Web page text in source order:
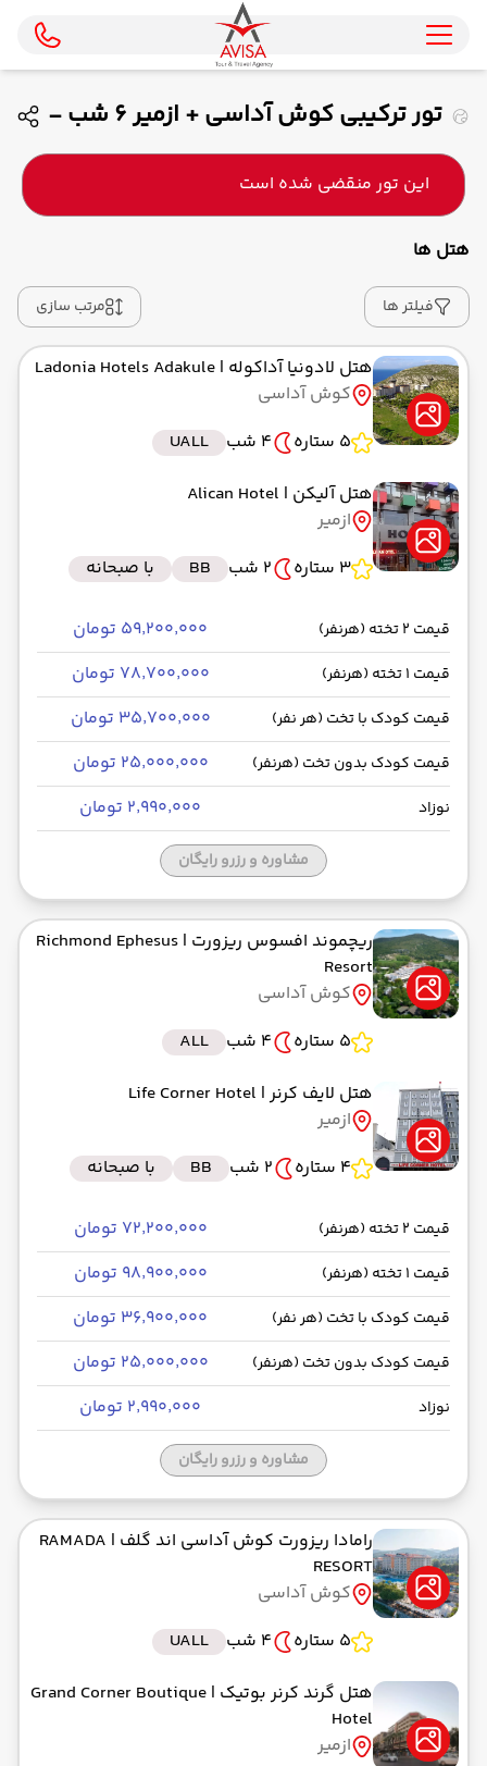
تور ترکیبی کوش آداسی + ازمیر 6 شب -
ویژه مرداد ماه 1405 ( ایران ایر تور )
این تور منقضی شده است
هتل ها
فیلتر ها مرتب سازی
هتل لادونیا آداکوله | Ladonia Hotels Adakule
کوش آداسی
5 ستاره
4 شب
UALL
هتل آلیکن | Alican Hotel
ازمیر
3 ستاره
2 شب BB با صبحانه
قیمت 2 تخته (هرنفر) ۵۹٬۲۰۰٬۰۰۰ تومان
قیمت 1 تخته (هرنفر) ۷۸٬۷۰۰٬۰۰۰ تومان
قیمت کودک با تخت (هر نفر) ۳۵٬۷۰۰٬۰۰۰ تومان
قیمت کودک بدون تخت (هرنفر) ۲۵٬۰۰۰٬۰۰۰ تومان
نوزاد ۲٬۹۹۰٬۰۰۰ تومان
مشاوره و رزرو رایگان
ریچموند افسوس ریزورت | Richmond Ephesus
Resort
کوش آداسی
5 ستاره
4 شب
ALL
هتل لایف کرنر| Life Corner Hotel
ازمیر
4 ستاره
2 شب BB با صبحانه
قیمت 2 تخته (هرنفر) ۷۲٬۲۰۰٬۰۰۰ تومان
قیمت 1 تخته (هرنفر) ۹۸٬۹۰۰٬۰۰۰ تومان
قیمت کودک با تخت (هر نفر) ۳۶٬۹۰۰٬۰۰۰ تومان
قیمت کودک بدون تخت (هرنفر) ۲۵٬۰۰۰٬۰۰۰ تومان
نوزاد ۲٬۹۹۰٬۰۰۰ تومان
مشاوره و رزرو رایگان
رامادا ریزورت کوش آداسی اند گلف | RAMADA
RESORT
کوش آداسی
5 ستاره
4 شب
UALL
هتل گرند کرنر بوتیک | Grand Corner Boutique
Hotel
ازمیر